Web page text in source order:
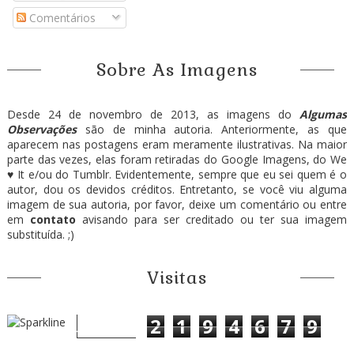
Comentários
Sobre As Imagens
Desde 24 de novembro de 2013, as imagens doAlgumas
Observaçõessão de minha autoria. Anteriormente, as que
aparecem nas postagens eram meramente ilustrativas. Na maior
parte das vezes, elas foram retiradas do Google Imagens, do We
♥ It e/ou do Tumblr. Evidentemente, sempre que eu sei quem é o
autor, dou os devidos créditos. Entretanto, se você viu alguma
imagem de sua autoria, por favor, deixe um comentário ou entre
em contato avisando para ser creditado ou ter sua imagem
substituída. ;)
Visitas
2 1 9 4 6 7 9